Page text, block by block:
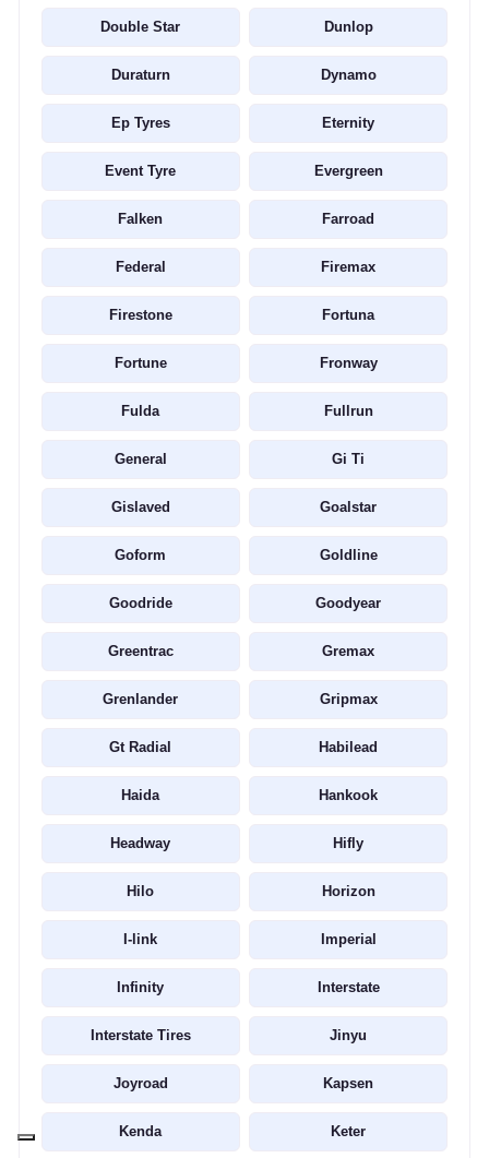
Double Star Dunlop
Duraturn Dynamo
Ep Tyres Eternity
Event Tyre Evergreen
Falken Farroad
Federal Firemax
Firestone Fortuna
Fortune Fronway
Fulda Fullrun
General Gi Ti
Gislaved Goalstar
Goform Goldline
Goodride Goodyear
Greentrac Gremax
Grenlander Gripmax
Gt Radial Habilead
Haida Hankook
Headway Hifly
Hilo Horizon
I-link Imperial
Infinity Interstate
Interstate Tires Jinyu
Joyroad Kapsen
Kenda Keter